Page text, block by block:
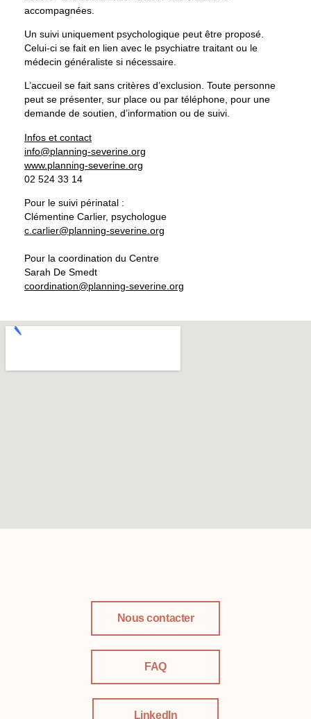
accompagnées.
Un suivi uniquement psychologique peut être proposé.
Celui-ci se fait en lien avec le psychiatre traitant ou le
médecin généraliste si nécessaire.
L’accueil se fait sans critères d’exclusion. Toute personne
peut se présenter, sur place ou par téléphone, pour une
demande de soutien, d’information ou de suivi.
Infos et contact
info@planning-severine.org
www.planning-severine.org
02 524 33 14
Pour le suivi périnatal :
Clémentine Carlier, psychologue
c.carlier@planning-severine.org
Pour la coordination du Centre
Sarah De Smedt
coordination@planning-severine.org
Nous contacter
FAQ
LinkedIn